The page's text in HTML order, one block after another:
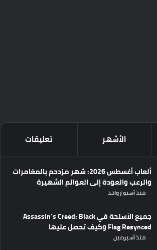
الأشهر تعليقات
ألعاب أغسطس 2026: شهر مزدحم بالمغامرات
والرعب والعودة إلى العوالم الشهيرة
منذ أسبوع واحد
جميع الأسلحة في Assassin’s Creed: Black
Flag Resynced وكيف تحصل عليها
منذ أسبوعين